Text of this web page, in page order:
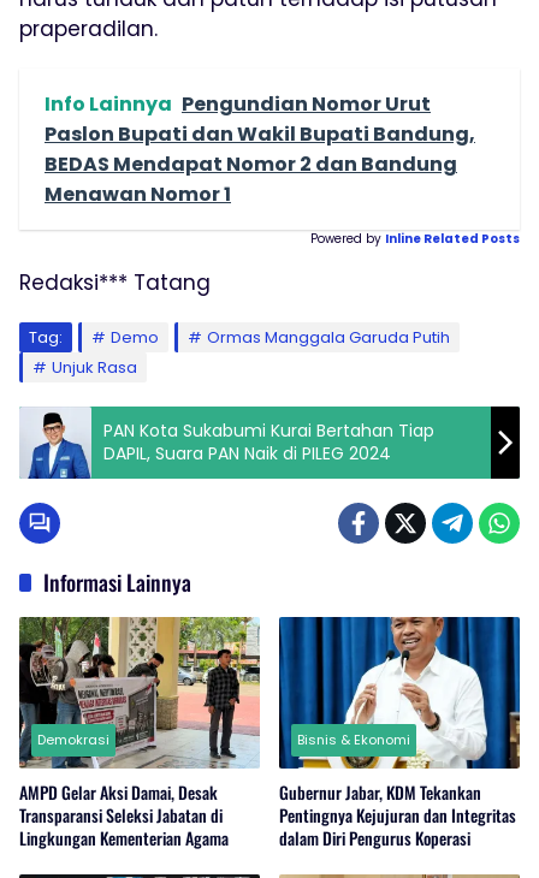
praperadilan.
Info Lainnya Pengundian Nomor Urut
Paslon Bupati dan Wakil Bupati Bandung,
BEDAS Mendapat Nomor 2 dan Bandung
Menawan Nomor 1
Powered by Inline Related Posts
Redaksi*** Tatang
Tag: Demo
Ormas Manggala Garuda Putih
Unjuk Rasa
PAN Kota Sukabumi Kurai Bertahan Tiap
DAPIL, Suara PAN Naik di PILEG 2024
Informasi Lainnya
Demokrasi
AMPD Gelar Aksi Damai, Desak
Transparansi Seleksi Jabatan di
Lingkungan Kementerian Agama
Bisnis & Ekonomi
Gubernur Jabar, KDM Tekankan
Pentingnya Kejujuran dan Integritas
dalam Diri Pengurus Koperasi